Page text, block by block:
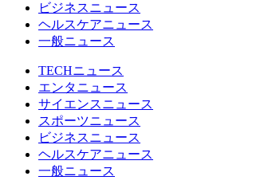
ビジネスニュース
ヘルスケアニュース
一般ニュース
TECHニュース
エンタニュース
サイエンスニュース
スポーツニュース
ビジネスニュース
ヘルスケアニュース
一般ニュース